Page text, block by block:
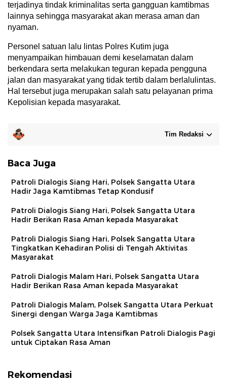
terjadinya tindak kriminalitas serta gangguan kamtibmas
lainnya sehingga masyarakat akan merasa aman dan
nyaman.
Personel satuan lalu lintas Polres Kutim juga
menyampaikan himbauan demi keselamatan dalam
berkendara serta melakukan teguran kepada pengguna
jalan dan masyarakat yang tidak tertib dalam berlalulintas.
Hal tersebut juga merupakan salah satu pelayanan prima
Kepolisian kepada masyarakat.
Tim Redaksi
Baca Juga
Patroli Dialogis Siang Hari, Polsek Sangatta Utara
Hadir Jaga Kamtibmas Tetap Kondusif
Patroli Dialogis Siang Hari, Polsek Sangatta Utara
Hadir Berikan Rasa Aman kepada Masyarakat
Patroli Dialogis Siang Hari, Polsek Sangatta Utara
Tingkatkan Kehadiran Polisi di Tengah Aktivitas
Masyarakat
Patroli Dialogis Malam Hari, Polsek Sangatta Utara
Hadir Berikan Rasa Aman kepada Masyarakat
Patroli Dialogis Malam, Polsek Sangatta Utara Perkuat
Sinergi dengan Warga Jaga Kamtibmas
Polsek Sangatta Utara Intensifkan Patroli Dialogis Pagi
untuk Ciptakan Rasa Aman
Rekomendasi